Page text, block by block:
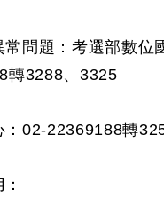
問題：考選部數位
3288、3325
：02-22369188轉